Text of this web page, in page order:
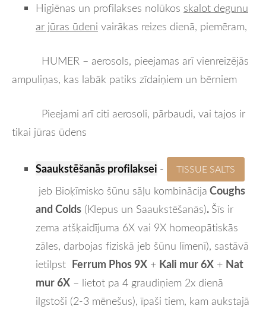
Higiēnas un profilakses nolūkos skalot degunu
ar jūras ūdeni vairākas reizes dienā, piemēram,
HUMER – aerosols, pieejamas arī vienreizējās
ampuliņas, kas labāk patiks zīdaiņiem un bērniem
Pieejami arī citi aerosoli, pārbaudi, vai tajos ir
tikai jūras ūdens
Saaukstēšanās profilaksei - TISSUE SALTS
jeb Bioķīmisko šūnu sāļu kombinācija Coughs
and Colds (Klepus un Saaukstēšanās). Šīs ir
zema atšķaidījuma 6X vai 9X homeopātiskās
zāles, darbojas fiziskā jeb šūnu līmenī), sastāvā
ietilpst Ferrum Phos 9X + Kali mur 6X + Nat
mur 6X – lietot pa 4 graudiņiem 2x dienā
ilgstoši (2-3 mēnešus), īpaši tiem, kam aukstajā